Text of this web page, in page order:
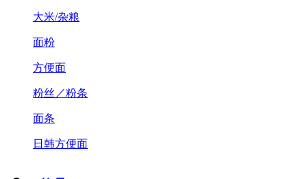
大米/杂粮
面粉
方便面
粉丝／粉条
面条
日韩方便面